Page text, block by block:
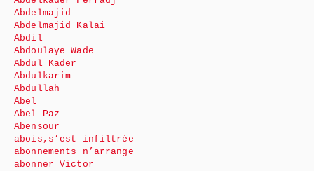
Abdelmajid
Abdelmajid Kalai
Abdil
Abdoulaye Wade
Abdul Kader
Abdulkarim
Abdullah
Abel
Abel Paz
Abensour
abois,s’est infiltrée
abonnements n’arrange
abonner Victor